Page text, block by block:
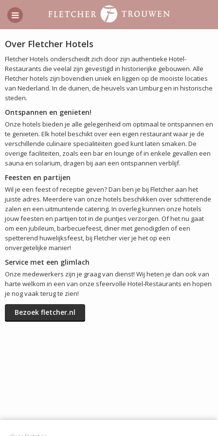
Over Fletcher Hotels
Fletcher Hotels onderscheidt zich door zijn authentieke Hotel-
Restaurants die veelal zijn gevestigd in historierijke gebouwen. Alle
Fletcher hotels zijn bovendien uniek en liggen op de mooiste locaties
van Nederland. In de duinen, de heuvels van Limburg en in historische
steden.
Ontspannen en genieten!
Onze hotels bieden je alle gelegenheid om optimaal te ontspannen en
te genieten. Elk hotel beschikt over een eigen restaurant waar je de
verschillende culinaire specialiteiten goed kunt laten smaken. De
overige faciliteiten, zoals een bar en lounge of in enkele gevallen een
sauna en solarium, dragen bij aan een ontspannen verblijf.
Feesten en partijen
Wil je een feest of receptie geven? Dan ben je bij Fletcher aan het
juiste adres. Meerdere van onze hotels beschikken over schitterende
zalen en een uitmuntende catering. In overleg kunnen onze hotels
jouw feesten en partijen tot in de puntjes verzorgen. Of het nu gaat
om een jubileum, barbecuefeest, diner met genodigden of een
spetterend huwelijksfeest, bij Fletcher vier je het op een
onvergetelijke manier!
Service met een glimlach
Onze medewerkers zijn je graag van dienst! Wij heten je dan ook van
harte welkom in een van onze sfeervolle Hotel-Restaurants en hopen
je nog vaak terug te zien!
Bezoek fletcher.nl